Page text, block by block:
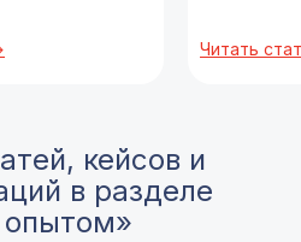
Читать
кейсов и
в разделе